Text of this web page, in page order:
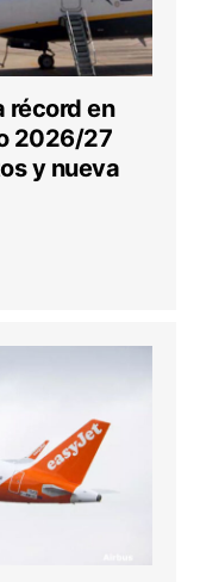
récord en
2026/27
y nueva